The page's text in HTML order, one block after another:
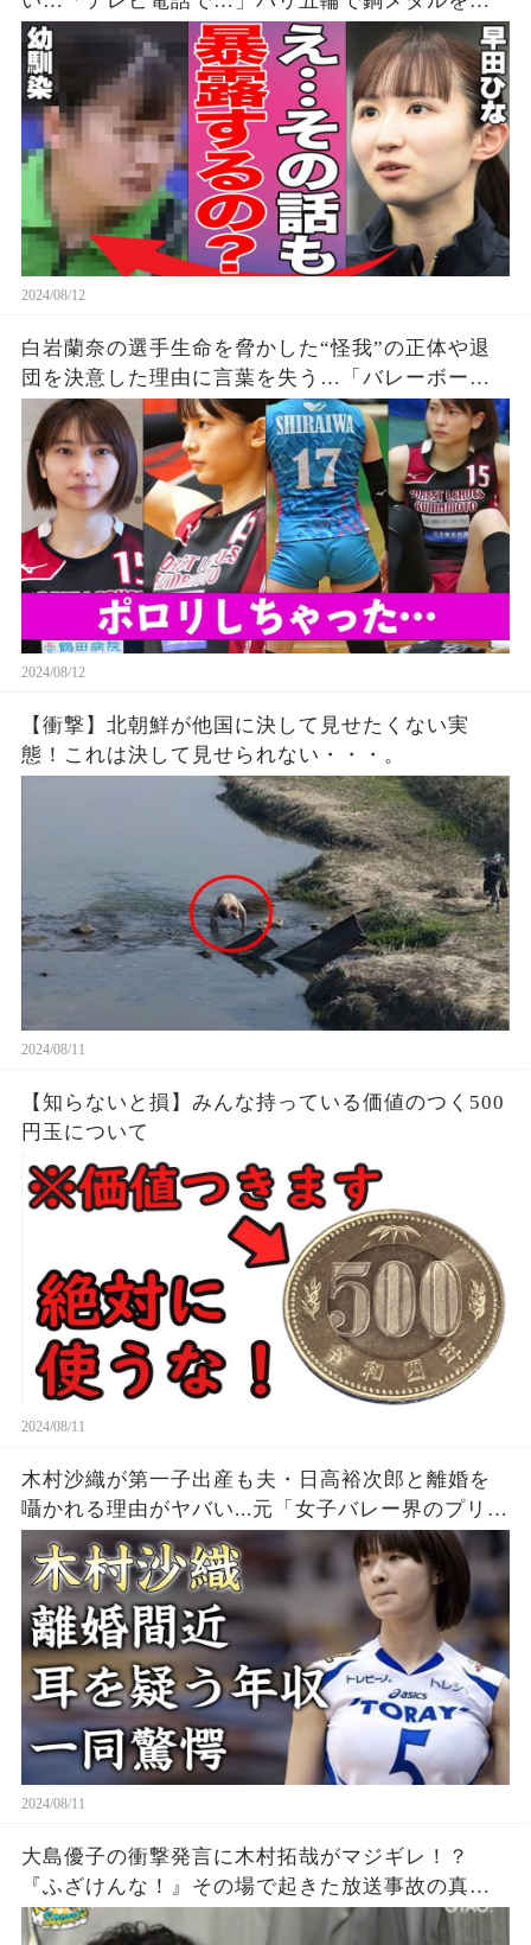
得した早田選手の幼少期からの親友が明かす衝撃
の事実に驚きを隠せない…【パリオリンピック/女
子シングルス】
2024/08/12
白岩蘭奈の選手生命を脅かした“怪我”の正体や退
団を決意した理由に言葉を失う…「バレーボー
ル」で活躍する選手の“熱愛”の真相に驚きを隠せ
ない…
2024/08/12
【衝撃】北朝鮮が他国に決して見せたくない実
態！これは決して見せられない・・・。
2024/08/11
【知らないと損】みんな持っている価値のつく500
円玉について
2024/08/11
木村沙織が第一子出産も夫・日高裕次郎と離婚を
囁かれる理由がヤバい...元「女子バレー界のプリン
セス」の耳を疑う年収...豊かすぎるバストに驚きを
隠せない...
2024/08/11
大島優子の衝撃発言に木村拓哉がマジギレ！？
『ふざけんな！』その場で起きた放送事故の真相
とは？